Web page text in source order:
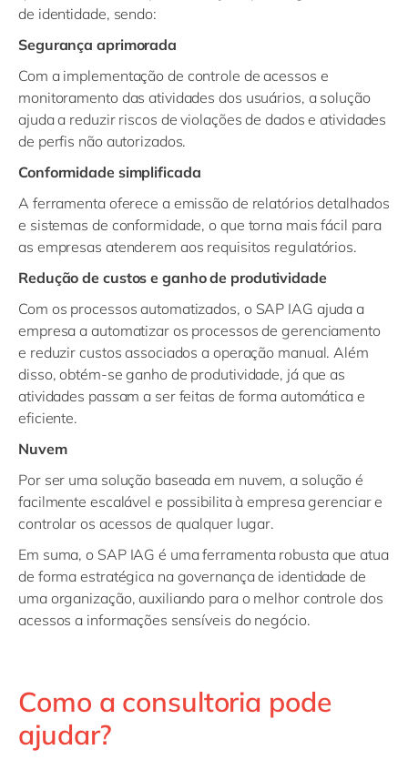
de identidade, sendo:
Segurança aprimorada
Com a implementação de controle de acessos e
monitoramento das atividades dos usuários, a solução
ajuda a reduzir riscos de violações de dados e atividades
de perfis não autorizados.
Conformidade simplificada
A ferramenta oferece a emissão de relatórios detalhados
e sistemas de conformidade, o que torna mais fácil para
as empresas atenderem aos requisitos regulatórios.
Redução de custos e ganho de produtividade
Com os processos automatizados, o SAP IAG ajuda a
empresa a automatizar os processos de gerenciamento
e reduzir custos associados a operação manual. Além
disso, obtém-se ganho de produtividade, já que as
atividades passam a ser feitas de forma automática e
eficiente.
Nuvem
Por ser uma solução baseada em nuvem, a solução é
facilmente escalável e possibilita à empresa gerenciar e
controlar os acessos de qualquer lugar.
Em suma, o SAP IAG é uma ferramenta robusta que atua
de forma estratégica na governança de identidade de
uma organização, auxiliando para o melhor controle dos
acessos a informações sensíveis do negócio.
Como a consultoria pode
ajudar?